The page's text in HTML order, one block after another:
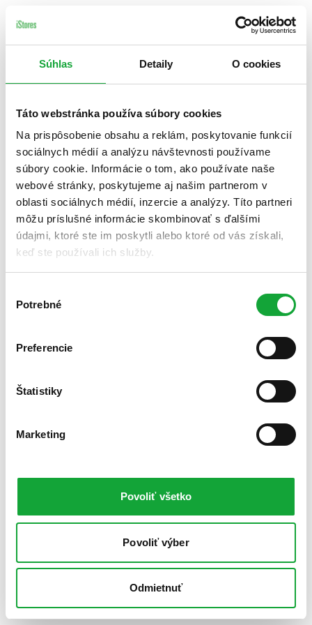
Súhlas Detaily O cookies
Táto webstránka používa súbory cookies
Na prispôsobenie obsahu a reklám, poskytovanie funkcií
sociálnych médií a analýzu návštevnosti používame
súbory cookie. Informácie o tom, ako používate naše
webové stránky, poskytujeme aj našim partnerom v
oblasti sociálnych médií, inzercie a analýzy. Títo partneri
môžu príslušné informácie skombinovať s ďalšími
údajmi, ktoré ste im poskytli alebo ktoré od vás získali,
keď ste používali ich služby.
súhlasu
Potrebné
Preferencie
Štatistiky
Marketing
Povoliť všetko
Povoliť výber
Odmietnuť